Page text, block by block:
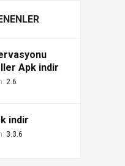
Apk indir
2.6
indir
3.3.6